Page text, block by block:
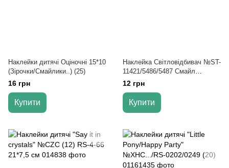
Наклейки дитячі Оціночні 15*10
(Зірочки/Смайлики..) (25)
16 грн
Купити
Наклейка Світловідбивач №ST-
11421/5486/5487 Смайл
15*25см. (велика) (12/100)
12 грн
Купити